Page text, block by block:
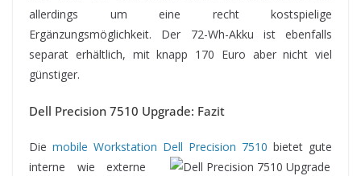
allerdings um eine recht kostspielige
Ergänzungsmöglichkeit. Der 72-Wh-Akku ist ebenfalls
separat erhältlich, mit knapp 170 Euro aber nicht viel
günstiger.
Dell Precision 7510 Upgrade: Fazit
Die mobile Workstation Dell Precision 7510 bietet gute
interne wie externe